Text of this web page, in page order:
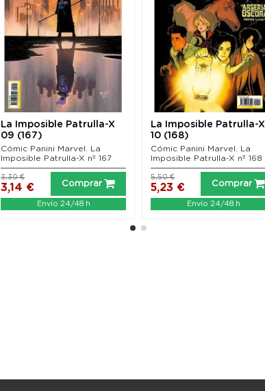
La Imposible Patrulla-X
09 (167)
Cómic Panini Marvel. La
Imposible Patrulla-X nº 167
3,14 €
3,30 €
Comprar
Envío 24/48 h
La Imposible Patrulla-X
10 (168)
Cómic Panini Marvel. La
Imposible Patrulla-X nº 168
5,23 €
5,50 €
Comprar
Envío 24/48 h